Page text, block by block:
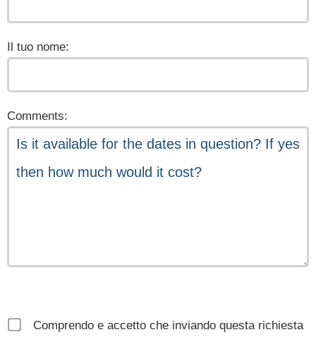
Il tuo nome:
Comments:
Comprendo e accetto che inviando questa richiesta